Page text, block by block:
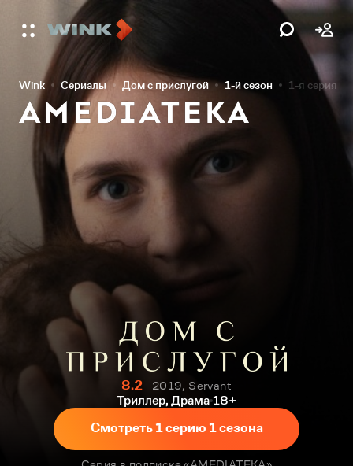
Wink Сериалы Дом с прислугой 1-й сезон 1-я серия
8.2
2019, Servant
Триллер, Драма 18+
Смотреть 1 серию 1 сезона